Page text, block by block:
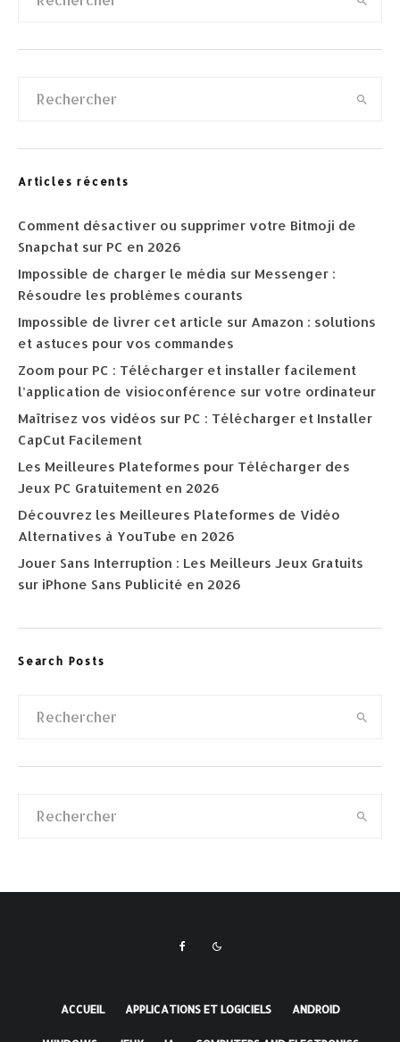
Articles récents
Comment désactiver ou supprimer votre Bitmoji de
Snapchat sur PC en 2026
Impossible de charger le média sur Messenger :
Résoudre les problèmes courants
Impossible de livrer cet article sur Amazon : solutions
et astuces pour vos commandes
Zoom pour PC : Télécharger et installer facilement
l’application de visioconférence sur votre ordinateur
Maîtrisez vos vidéos sur PC : Télécharger et Installer
CapCut Facilement
Les Meilleures Plateformes pour Télécharger des
Jeux PC Gratuitement en 2026
Découvrez les Meilleures Plateformes de Vidéo
Alternatives à YouTube en 2026
Jouer Sans Interruption : Les Meilleurs Jeux Gratuits
sur iPhone Sans Publicité en 2026
Search Posts
ACCUEIL APPLICATIONS ET LOGICIELS ANDROID